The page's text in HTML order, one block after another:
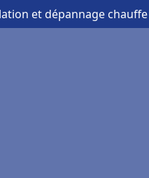
et dépannage